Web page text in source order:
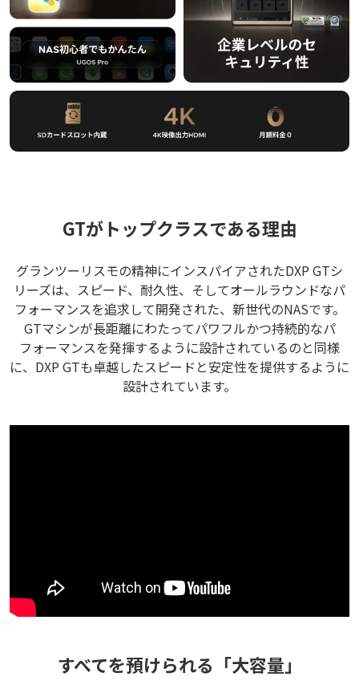
GTがトップクラスである理由
グランツーリスモの精神にインスパイアされたDXP GTシ
リーズは、スピード、耐久性、そしてオールラウンドなパ
フォーマンスを追求して開発された、新世代のNASです。
GTマシンが長距離にわたってパワフルかつ持続的なパ
フォーマンスを発揮するように設計されているのと同様
に、DXP GTも卓越したスピードと安定性を提供するように
設計されています。
すべてを預けられる「大容量」